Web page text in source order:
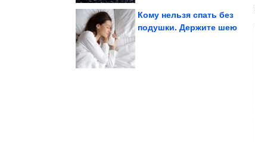
Кому нельзя спать без
подушки. Держите шею